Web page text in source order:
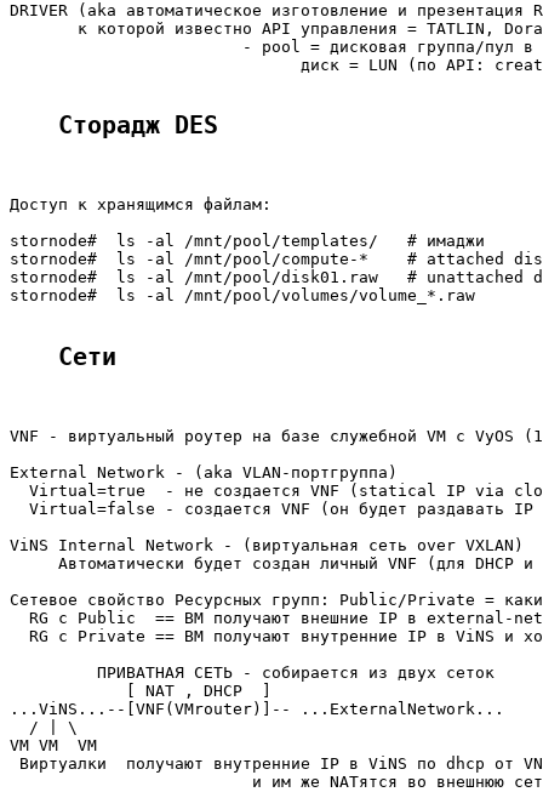
DRIVER (aka автоматическое изготовление и презентация
к которой известно API управления = TATLIN,
- pool = дисковая группа/пул в
диск = LUN (по API:
Сторадж DES
Доступ к хранящимся файлам:
stornode#  ls -al /mnt/pool/templates/   # имаджи
stornode#  ls -al /mnt/pool/compute-*    # attached
stornode#  ls -al /mnt/pool/disk01.raw   # unattached
stornode#  ls -al /mnt/pool/volumes/volume_*.raw
Сети
VNF - виртуальный роутер на базе служебной VM с VyOS
External Network - (aka VLAN-портгруппa)
Virtual=true  - не создается VNF (statical IP via
Virtual=false - создается VNF (он будет раздавать IP
ViNS Internal Network - (виртуальная сеть over VXLAN)
Автоматически будет создан личный VNF (для DHCP и
Сетевое свойство Ресурсных групп: Public/Private =
RG с Public  == ВМ получают внешние IP в external-
RG с Private == ВМ получают внутренние IP в ViNS и
         ПРИВАТНАЯ СЕТЬ - собирается из двух сеток
            [ NAT , DHCP  ]
...ViNS...--[VNF(VMrouter)]-- ...ExternalNetwork...
  / | \
VM VM  VM
Виртуалки  получают внутренние IP в ViNS по dhcp от
и им же NATятся во внешнюю